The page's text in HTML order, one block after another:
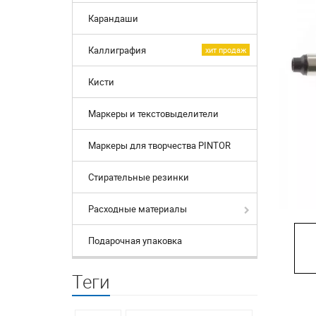
Карандаши
хит продаж
Каллиграфия
Кисти
Маркеры и текстовыделители
Маркеры для творчества PINTOR
Стирательные резинки
Расходные материалы
Подарочная упаковка
Теги